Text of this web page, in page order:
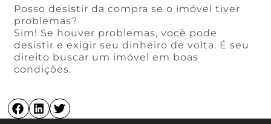
Posso desistir da compra se o imóvel tiver
problemas?
Sim! Se houver problemas, você pode
desistir e exigir seu dinheiro de volta. É seu
direito buscar um imóvel em boas
condições.